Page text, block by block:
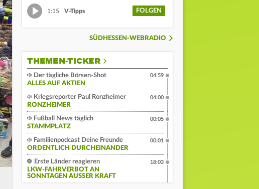
1:15 V-Tipps FOLGEN
SÜDHESSEN-WEBRADIO
THEMEN-TICKER
Der tägliche Börsen-Shot
ALLES AUF AKTIEN
04:59
Kriegsreporter Paul Ronzheimer
RONZHEIMER
04:00
Fußball News täglich
STAMMPLATZ
00:05
Familienpodcast Deine Freunde
ORDENTLICH DURCHEINANDER
00:01
Erste Länder reagieren
LKW-FAHRVERBOT AN
SONNTAGEN AUSSER KRAFT
18:03